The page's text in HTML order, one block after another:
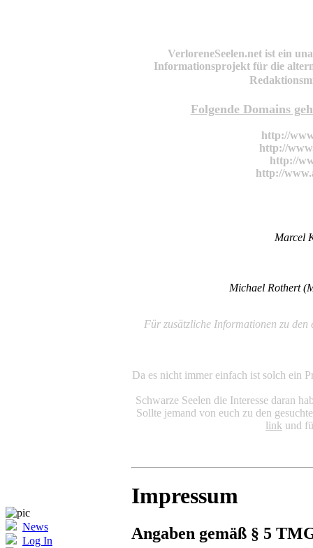
News
Log In
VerloreneSeelen.net ist ein
Informationsprojekt für die
Folgende Domains
http://
http://
http://
http://
Marcel
Michael Rothert
Für zusätzliche Informationen zu den
Da es nicht immer einfach ist solch ein
Schwarze Seelen die Interesse daran
Sollte jemand von euch zu den
link und
Impressum
Angaben gemäß § 5